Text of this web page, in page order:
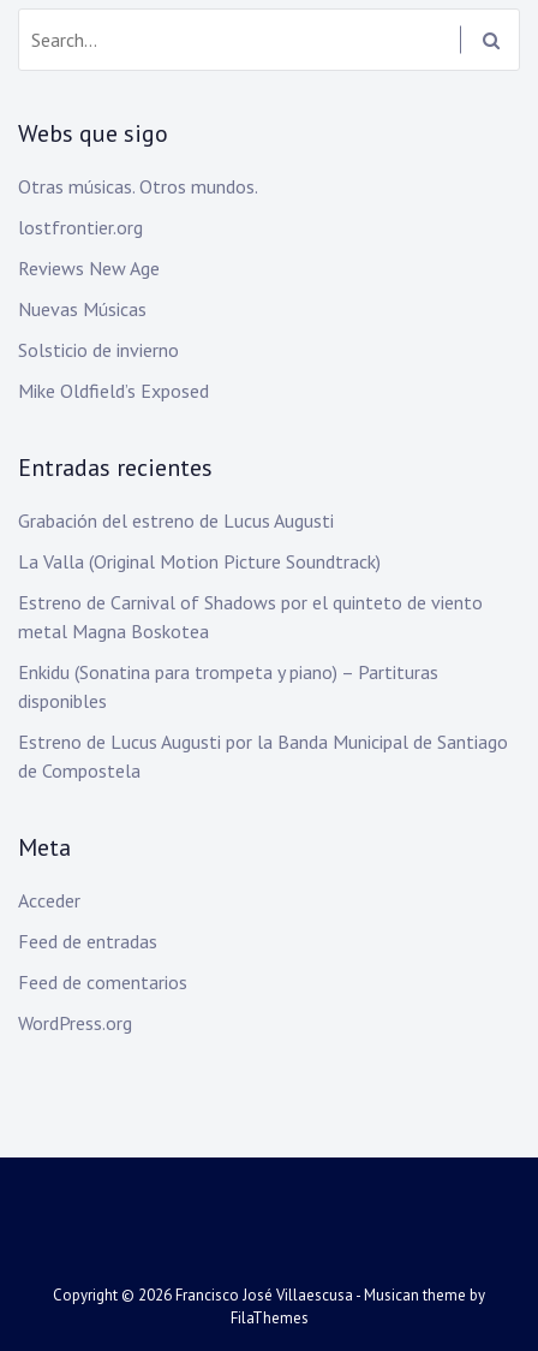
Webs que sigo
Otras músicas. Otros mundos.
lostfrontier.org
Reviews New Age
Nuevas Músicas
Solsticio de invierno
Mike Oldfield’s Exposed
Entradas recientes
Grabación del estreno de Lucus Augusti
La Valla (Original Motion Picture Soundtrack)
Estreno de Carnival of Shadows por el quinteto de viento
metal Magna Boskotea
Enkidu (Sonatina para trompeta y piano) – Partituras
disponibles
Estreno de Lucus Augusti por la Banda Municipal de Santiago
de Compostela
Meta
Acceder
Feed de entradas
Feed de comentarios
WordPress.org
Copyright © 2026Francisco José Villaescusa - Musican theme by
FilaThemes